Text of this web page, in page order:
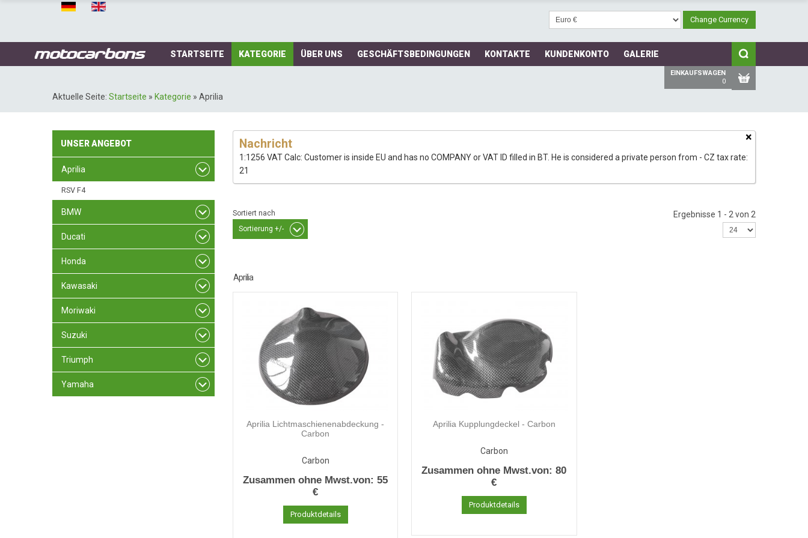
STARTSEITE KATEGORIE ÜBER UNS GESCHÄFTSBEDINGUNGEN KONTAKTE KUNDENKONTO GALERIE
EINKAUFSWAGEN
0
Aktuelle Seite: Startseite » Kategorie » Aprilia
UNSERANGEBOT
Aprilia
RSV F4
BMW
Ducati
Honda
Kawasaki
Moriwaki
Suzuki
Triumph
Yamaha
×
Nachricht
1:1256 VAT Calc: Customer is inside EU and has no COMPANY or VAT ID filled in BT. He is considered a private person from - CZ tax rate:
21
Sortiert nach
Sortierung +/-
Ergebnisse 1 - 2 von 2
Aprilia
Aprilia Lichtmaschienenabdeckung -
Carbon
Carbon
Zusammen ohne Mwst.von:55
€
Produktdetails
Aprilia Kupplungdeckel - Carbon
Carbon
Zusammen ohne Mwst.von:80
€
Produktdetails